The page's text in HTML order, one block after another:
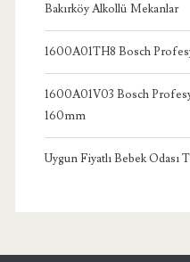
Bakırköy Alkollü Mekanlar
1600A01TH8 Bosch
1600A01V03 Bosch
160mm
Uygun Fiyatlı Bebek Odası